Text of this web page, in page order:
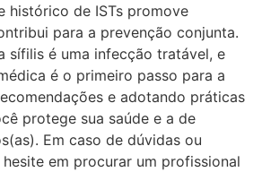
histórico de ISTs promove
para a prevenção conjunta.
sífilis é uma infecção tratável, e
é o primeiro passo para a
e adotando práticas
protege sua saúde e a de
Em caso de dúvidas ou
em procurar um profissional